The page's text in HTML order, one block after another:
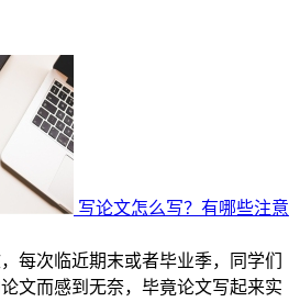
写论文怎么写？有哪些注意
每次临近期末或者毕业季，同学们
文而感到无奈，毕竟论文写起来实